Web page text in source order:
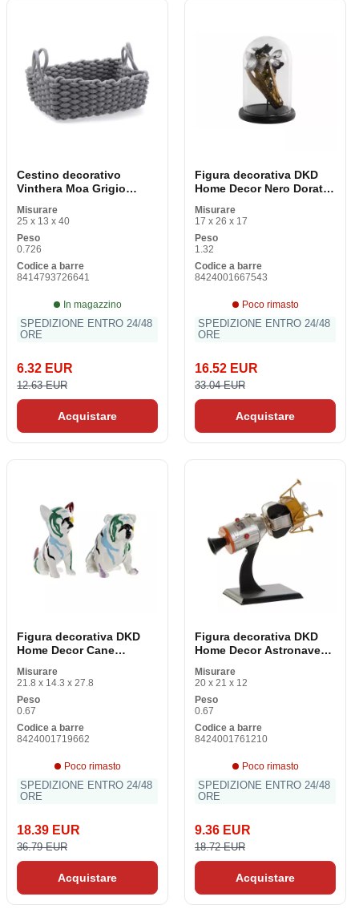
Cestino decorativo
Vinthera Moa Grigio
Misurare
25 x 13 x 40
Peso
0.726
Codice a barre
8414793726641
In magazzino
SPEDIZIONE ENTRO 24/48
ORE
6.32 EUR
12.63 EUR
Acquistare
Figura decorativa DKD
Home Decor Nero Dorato
Misurare
17 x 26 x 17
Peso
1.32
Codice a barre
8424001667543
Poco rimasto
SPEDIZIONE ENTRO 24/48
ORE
16.52 EUR
33.04 EUR
Acquistare
Figura decorativa DKD
Home Decor Cane
12,5 x 17,5 cm (2 pezzi)
Misurare
21.8 x 14.3 x 27.8
Peso
0.67
Codice a barre
8424001719662
Poco rimasto
SPEDIZIONE ENTRO 24/48
ORE
18.39 EUR
36.79 EUR
Acquistare
Figura decorativa DKD
Home Decor Astronave
x 12 x 21 cm
Misurare
20 x 21 x 12
Peso
0.67
Codice a barre
8424001761210
Poco rimasto
SPEDIZIONE ENTRO 24/48
ORE
9.36 EUR
18.72 EUR
Acquistare